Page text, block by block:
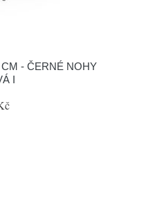
- ČERNÉ NOHY
I